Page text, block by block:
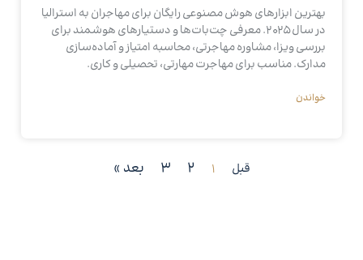
بهترین ابزارهای هوش مصنوعی رایگان برای مهاجران به استرالیا
در سال ۲۰۲۵. معرفی چت‌بات‌ها و دستیارهای هوشمند برای
بررسی ویزا، مشاوره مهاجرتی، محاسبه امتیاز و آماده‌سازی
مدارک. مناسب برای مهاجرت مهارتی، تحصیلی و کاری.
خواندن
قبل 1
2
3 بعد »